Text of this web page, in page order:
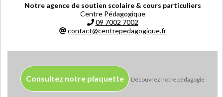
Notre agence de soutien scolaire & cours particuliers
Centre Pédagogique
09 7002 7002
contact@centrepedagogique.fr
Consultez notre plaquette Découvrez notre pédagogie